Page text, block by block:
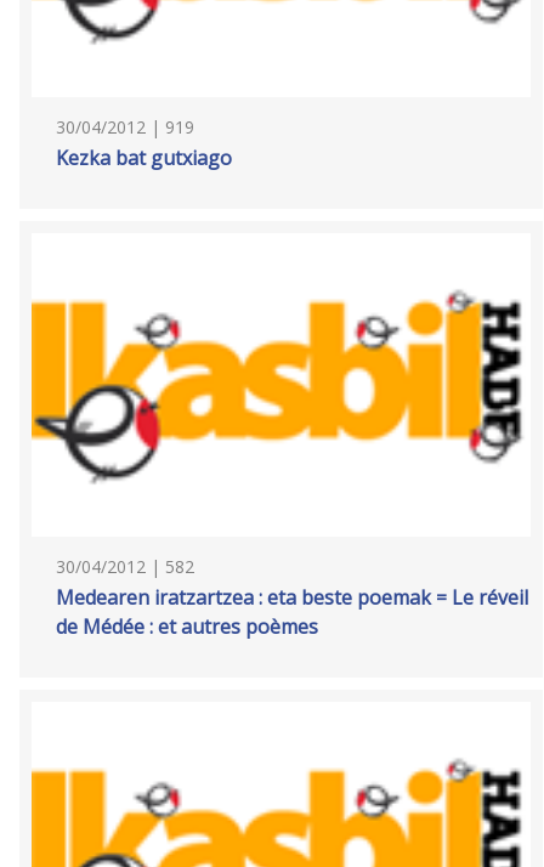
30/04/2012 | 919
Kezka bat gutxiago
30/04/2012 | 582
Medearen iratzartzea : eta beste poemak = Le réveil
de Médée : et autres poèmes